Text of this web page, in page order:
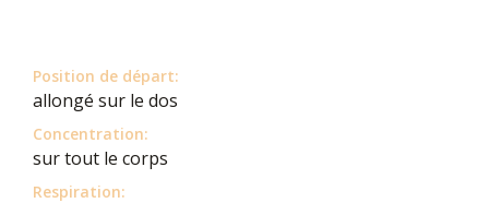
Position de départ:
allongé sur le dos
Concentration:
sur tout le corps
Respiration: